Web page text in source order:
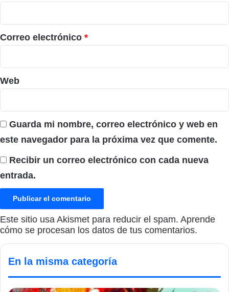
i
o
*
Correo electrónico *
Web
Guarda mi nombre, correo electrónico y web en
este navegador para la próxima vez que comente.
Recibir un correo electrónico con cada nueva
entrada.
Este sitio usa Akismet para reducir el spam. Aprende
cómo se procesan los datos de tus comentarios.
En la misma categoría